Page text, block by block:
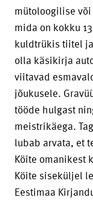
mütoloogilise
mida on kokku
kuldtrükis tiitel
olla käsikirja
viitavad
jõukusele.
tööde hulgast
meistrikäega.
lubab arvata, et
Köite omanikest
Köite siseküljel
Eestimaa